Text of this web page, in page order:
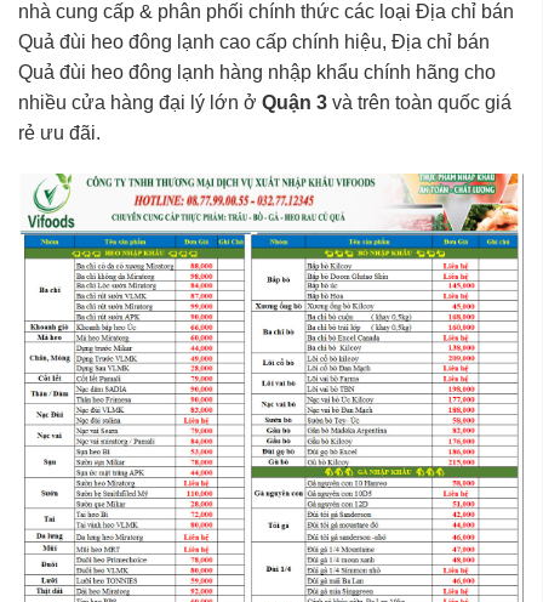
nhà cung cấp & phân phối chính thức các loại Địa chỉ bán
Quả đùi heo đông lạnh cao cấp chính hiệu, Địa chỉ bán
Quả đùi heo đông lạnh hàng nhập khẩu chính hãng cho
nhiều cửa hàng đại lý lớn ở Quận 3 và trên toàn quốc giá
rẻ ưu đãi.